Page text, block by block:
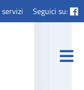
Seguici su: